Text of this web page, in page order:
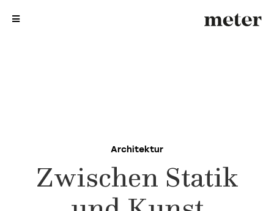
Architektur
Zwischen Statik